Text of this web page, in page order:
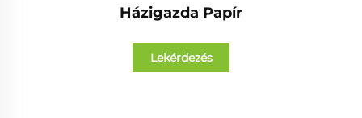
Házigazda Papír
Lekérdezés